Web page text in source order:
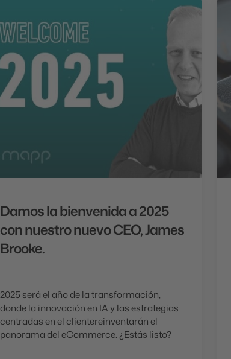
Damos la bienvenida a 2025
con nuestro nuevo CEO, James
Brooke.
2025 será el año de la transformación,
donde la innovación en IA y las estrategias
centradas en el clientereinventarán el
panorama del eCommerce. ¿Estás listo?